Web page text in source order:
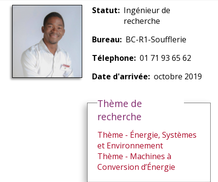
Statut
Ingénieur de
recherche
Bureau
BC-R1-Soufflerie
Télephone 01 71 93 65 62
Date d'arrivée octobre 2019
Thème de
recherche
Thème - Énergie, Systèmes
et Environnement
Thème - Machines à
Conversion d’Énergie